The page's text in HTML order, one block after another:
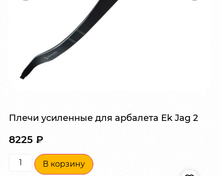
Плечи усиленные для арбалета Ek Jag 2
8225 ₽
В корзину